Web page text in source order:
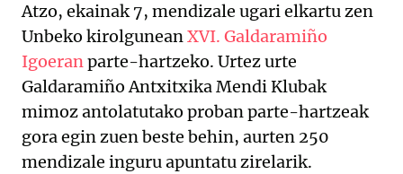
Atzo, ekainak 7, mendizale ugari elkartu zen
Unbeko kirolguneanXVI. Galdaramiño
Igoeranparte-hartzeko. Urtez urte
Galdaramiño Antxitxika Mendi Klubak
mimoz antolatutako proban parte-hartzeak
gora egin zuen beste behin, aurten 250
mendizale inguru apuntatu zirelarik.